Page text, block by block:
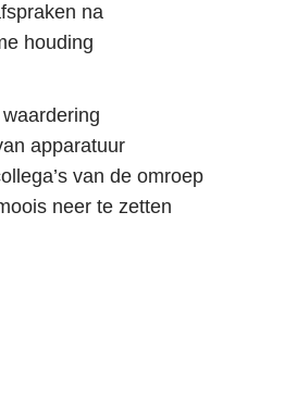
na
houding
apparatuur
van de omroep
neer te zetten